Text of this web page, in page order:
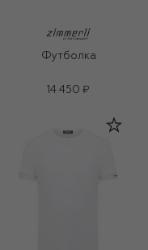
Футболка
14 450 ₽